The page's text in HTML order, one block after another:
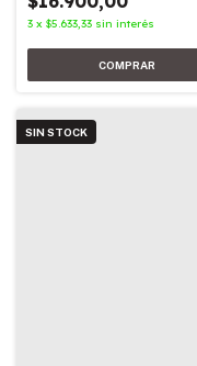
3 x $5.633,33 sin interés
SIN STOCK